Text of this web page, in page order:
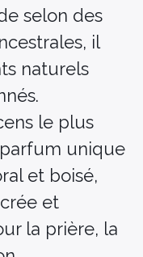
selon des
il
naturels
le plus
unique
et boisé,
et
la prière, la